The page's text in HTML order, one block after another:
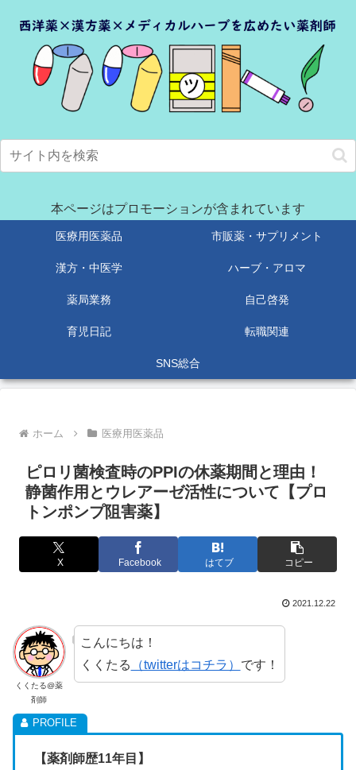
本ページはプロモーションが含まれています
医療用医薬品 市販薬・サプリメント
漢方・中医学 ハーブ・アロマ
薬局業務 自己啓発
育児日記 転職関連
SNS総合
ホーム 医療用医薬品
ピロリ菌検査時のPPIの休薬期間と理由！
静菌作用とウレアーゼ活性について【プロ
トンポンプ阻害薬】
X Facebook はてブ コピー
2021.12.22
くくたる@薬
剤師
こんにちは！
くくたる （twitterはコチラ） です！
【薬剤師歴11年目】